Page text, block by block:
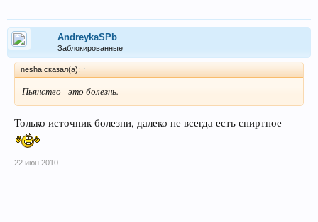
AndreykaSPb
Заблокированные
nesha сказал(а): ↑
Пьянство - это болезнь.
Только источник болезни, далеко не всегда есть спиртное
22 июн 2010